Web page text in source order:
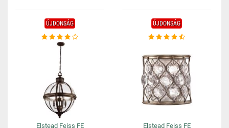
ÚJDONSÁG
Elstead Feiss FE
ÚJDONSÁG
Elstead Feiss FE